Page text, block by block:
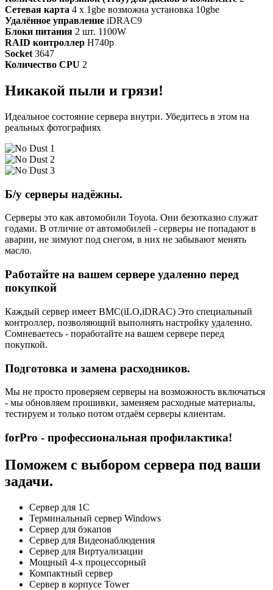
Сетевая карта 4 x 1gbe возможна установка 10gbe
Удалённое управление iDRAC9
Блоки питания 2 шт. 1100W
RAID контроллер H740p
Socket 3647
Количество CPU 2
Никакой пыли и грязи!
Идеальное состояние сервера внутри. Убедитесь в этом на
реальных фотографиях
Б/у серверы надёжны.
Серверы это как автомобили Toyota. Они безотказно служат
годами. В отличие от автомобилей - серверы не попадают в
аварии, не зимуют под снегом, в них не забывают менять
масло.
Работайте на вашем сервере удаленно перед
покупкой
Каждый сервер имеет BMC(iLO,iDRAC) Это специальный
контроллер, позволяющий выполнять настройку удаленно.
Сомневаетесь - поработайте на вашем сервере перед
покупкой.
Подготовка и замена расходников.
Мы не просто проверяем серверы на возможность включаться
- мы обновляем прошивки, заменяем расходные материалы,
тестируем и только потом отдаём серверы клиентам.
forPro - профессиональная профилактика!
Поможем с выбором сервера под ваши
задачи.
Сервер для 1С
Терминальный сервер Windows
Сервер для бэкапов
Сервер для Видеонаблюдения
Сервер для Виртуализации
Мощный 4-х процессорный
Компактный сервер
Сервер в корпусе Tower